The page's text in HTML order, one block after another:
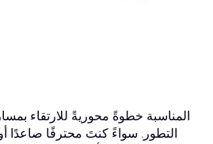
التطور. سواءً كنتَ محترفًا صاعدًا